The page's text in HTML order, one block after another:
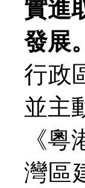
實進
發展
行政
並主
《
灣區